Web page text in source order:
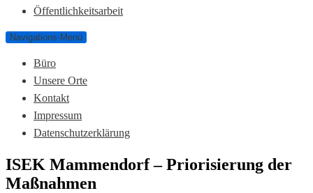
Öffentlichkeitsarbeit
Navigations-Menü
Büro
Unsere Orte
Kontakt
Impressum
Datenschutzerklärung
ISEK Mammendorf – Priorisierung der
Maßnahmen